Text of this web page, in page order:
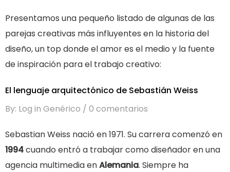
Presentamos una pequeño listado de algunas de las
parejas creativas más influyentes en la historia del
diseño, un top donde el amor es el medio y la fuente
de inspiración para el trabajo creativo:
El lenguaje arquitectónico de Sebastián Weiss
By: Log in Genérico
0 comentarios
Sebastian Weiss nació en 1971. Su carrera comenzó en
1994cuando entró a trabajar como diseñador en una
agencia multimedia enAlemania. Siempre ha